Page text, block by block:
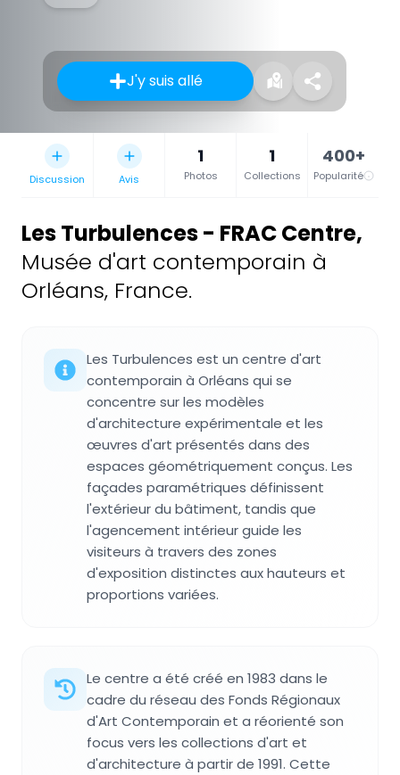
J'y suis allé
Discussion Avis
1
Photos
1
Collections
400+
Popularité
Les Turbulences - FRAC Centre,
Musée d'art contemporain à
Orléans, France.
Les Turbulences est un centre d'art
contemporain à Orléans qui se
concentre sur les modèles
d'architecture expérimentale et les
œuvres d'art présentés dans des
espaces géométriquement conçus. Les
façades paramétriques définissent
l'extérieur du bâtiment, tandis que
l'agencement intérieur guide les
visiteurs à travers des zones
d'exposition distinctes aux hauteurs et
proportions variées.
Le centre a été créé en 1983 dans le
cadre du réseau des Fonds Régionaux
d'Art Contemporain et a réorienté son
focus vers les collections d'art et
d'architecture à partir de 1991. Cette